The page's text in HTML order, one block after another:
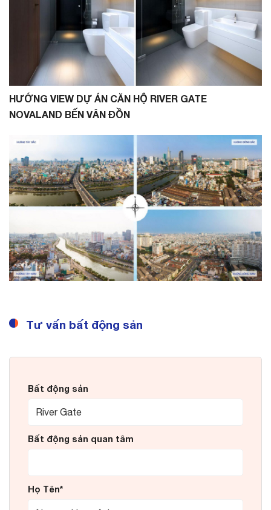
HƯỚNG VIEW DỰ ÁN CĂN HỘ RIVER GATE
NOVALAND BẾN VÂN ĐỒN
Tư vấn bất động sản
Bất động sản
Bất động sản quan tâm
Họ Tên*